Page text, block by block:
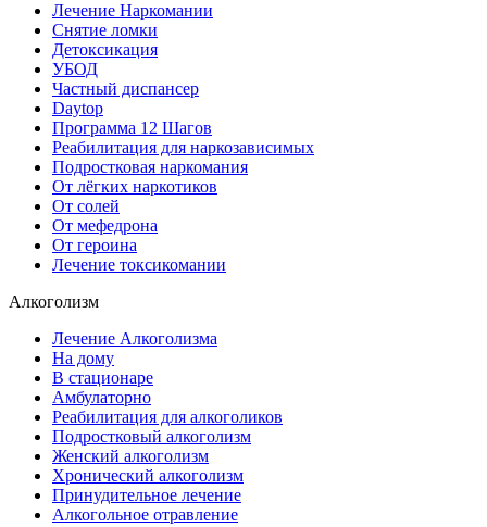
Лечение Наркомании
Снятие ломки
Детоксикация
УБОД
Частный диспансер
Daytop
Программа 12 Шагов
Реабилитация для наркозависимых
Подростковая наркомания
От лёгких наркотиков
От солей
От мефедрона
От героина
Лечение токсикомании
Алкоголизм
Лечение Алкоголизма
На дому
В стационаре
Амбулаторно
Реабилитация для алкоголиков
Подростковый алкоголизм
Женский алкоголизм
Хронический алкоголизм
Принудительное лечение
Алкогольное отравление